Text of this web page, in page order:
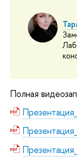
Полная